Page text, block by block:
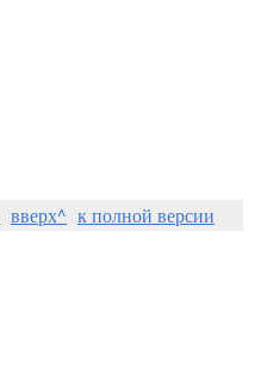
вверх^ к полной версии